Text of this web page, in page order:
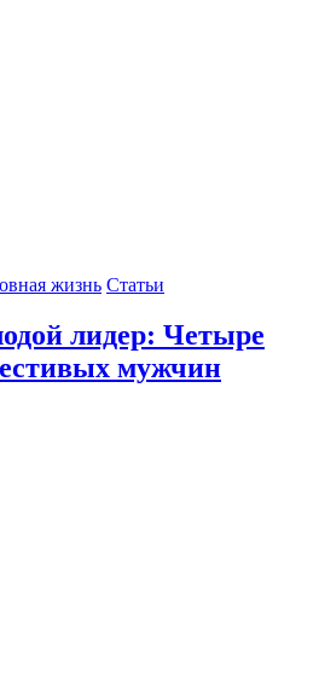
жизнь Статьи
лидер: Четыре
мужчин